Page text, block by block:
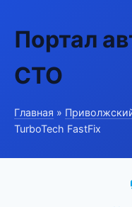
Портал
СТО
Главная »
TurboTech FastFix